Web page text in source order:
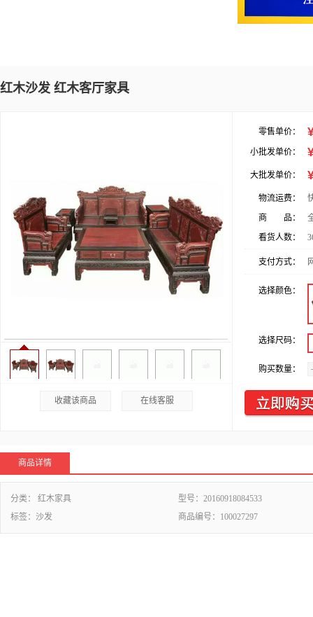
红木沙发 红木客厅家具
收藏该商品 在线客服
零售单价：
小批发单价：
大批发单价：
物流运费：
商 品：
看货人数：
支付方式：
选择颜色：
选择尺码：
购买数量：
商品详情
分类： 红木家具 型号： 20160918084533
标签： 沙发 商品编号： 100027297